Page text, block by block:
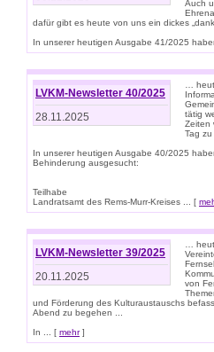
Auch
dafür gibt es heute von uns ein dickes
In unserer heutigen Ausgabe 41/2025
LVKM-Newsletter 40/2025
28.11.2025
…
tätig
Zeiten
Tag
In unserer heutigen Ausgabe 40/2025
Behinderung ausgesucht:
Teilhabe
Landratsamt des Rems-Murr-Kreises ... [
LVKM-Newsletter 39/2025
20.11.2025
…
von
und Förderung des Kulturaustauschs
Abend zu begehen ...
In ... [ mehr]